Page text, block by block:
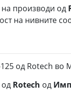
на производи од
на нивните
од Rotech во
од Rotech од